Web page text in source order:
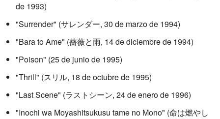
de 1993)
"Surrender" (サレンダー, 30 de marzo de 1994)
"Bara to Ame" (薔薇と雨, 14 de diciembre de 1994)
"Poison" (25 de junio de 1995)
"Thrill" (スリル, 18 de octubre de 1995)
"Last Scene" (ラストシーン, 24 de enero de 1996)
"Inochi wa Moyashitsukusu tame no Mono" (命は燃やし